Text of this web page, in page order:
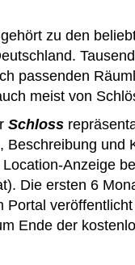
zu den
passenden
meist von
Schloss
Beschreibung und
Anzeige
Die ersten 6
Portal
Ende der